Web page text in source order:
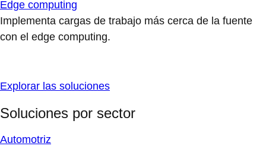
Edge computing
Implementa cargas de trabajo más cerca de la fuente
con el edge computing.
Explorar las soluciones
Soluciones por sector
Automotriz